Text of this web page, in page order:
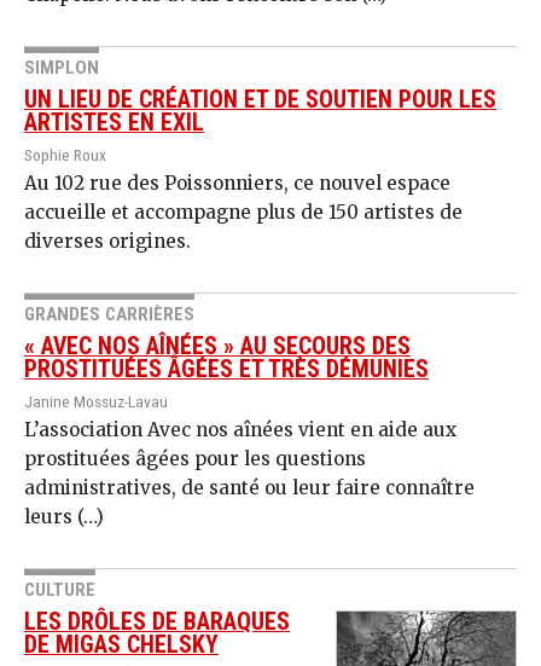
SIMPLON
UN LIEU DE CRÉATION ET DE SOUTIEN POUR LES
ARTISTES EN EXIL
Sophie Roux
Au 102 rue des Poissonniers, ce nouvel espace
accueille et accompagne plus de 150 artistes de
diverses origines.
GRANDES CARRIÈRES
« AVEC NOS AÎNÉES » AU SECOURS DES
PROSTITUÉES ÂGÉES ET TRÈS DÉMUNIES
Janine Mossuz-Lavau
L’association Avec nos aînées vient en aide aux
prostituées âgées pour les questions
administratives, de santé ou leur faire connaître
leurs (…)
CULTURE
LES DRÔLES DE BARAQUES
DE MIGAS CHELSKY